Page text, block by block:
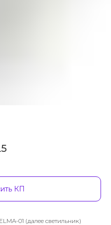
КП
01 (далее светильник)